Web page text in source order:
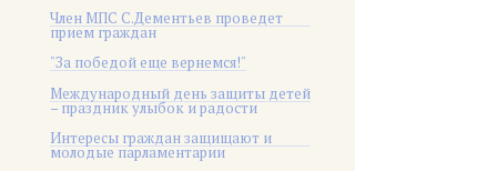
Член МПС С.Дементьев проведет
прием граждан
"За победой еще вернемся!"
Международный день защиты детей
– праздник улыбок и радости
Интересы граждан защищают и
молодые парламентарии